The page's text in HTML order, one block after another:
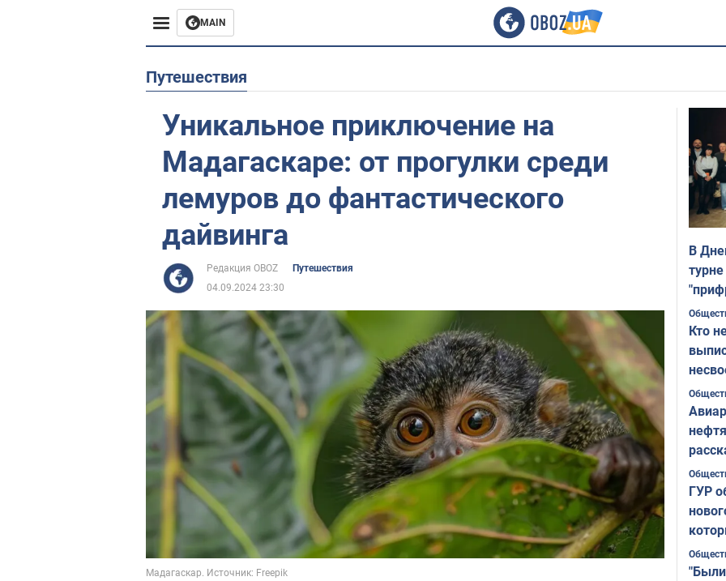
MAIN
Азия
Жизнь
Лайфхаки
Путешествия
Уникальное приключение на
Мадагаскаре: от прогулки среди
лемуров до фантастического
дайвинга
Редакция OBOZ
Путешествия
04.09.2024 23:30
Мадагаскар. Источник: Freepik
В
Кто
ГУР